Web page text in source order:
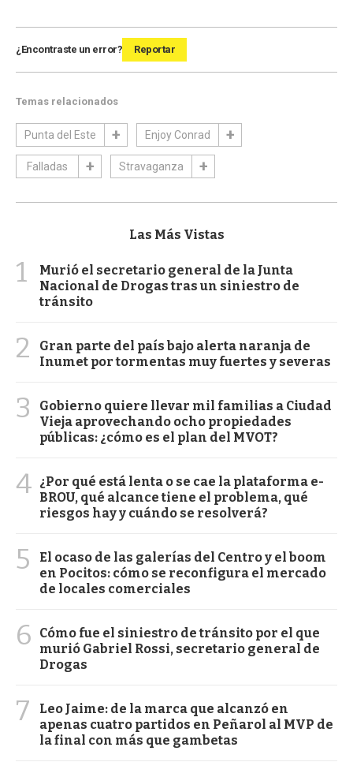
¿Encontraste un error? Reportar
Temas relacionados
Punta del Este Enjoy Conrad
Falladas Stravaganza
Las Más Vistas
1
Murió el secretario general de la Junta
Nacional de Drogas tras un siniestro de
tránsito
2
Gran parte del país bajo alerta naranja de
Inumet por tormentas muy fuertes y severas
3
Gobierno quiere llevar mil familias a Ciudad
Vieja aprovechando ocho propiedades
públicas: ¿cómo es el plan del MVOT?
4 ¿Por qué está lenta o se cae la plataforma e-
BROU, qué alcance tiene el problema, qué
riesgos hay y cuándo se resolverá?
5
El ocaso de las galerías del Centro y el boom
en Pocitos: cómo se reconfigura el mercado
de locales comerciales
6
Cómo fue el siniestro de tránsito por el que
murió Gabriel Rossi, secretario general de
Drogas
7
Leo Jaime: de la marca que alcanzó en
apenas cuatro partidos en Peñarol al MVP de
la final con más que gambetas